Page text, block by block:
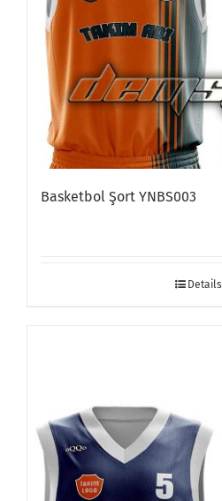
Basketbol Şort YNBS003
Details